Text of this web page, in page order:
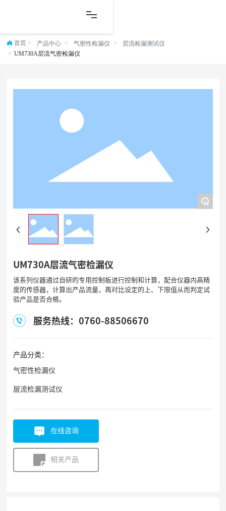
首页 产品中心 气密性检漏仪
层流检漏测试仪
UM730A层流气密检漏仪
+
UM730A层流气密检漏仪
该系列仪器通过自研的专用控制板进行控制和计算，配合仪器内高精
度的传感器，计算出产品流量，再对比设定的上、下限值从而判定试
验产品是否合格。
服务热线：0760-88506670
产品分类：
气密性检漏仪
层流检漏测试仪
在线咨询
相关产品